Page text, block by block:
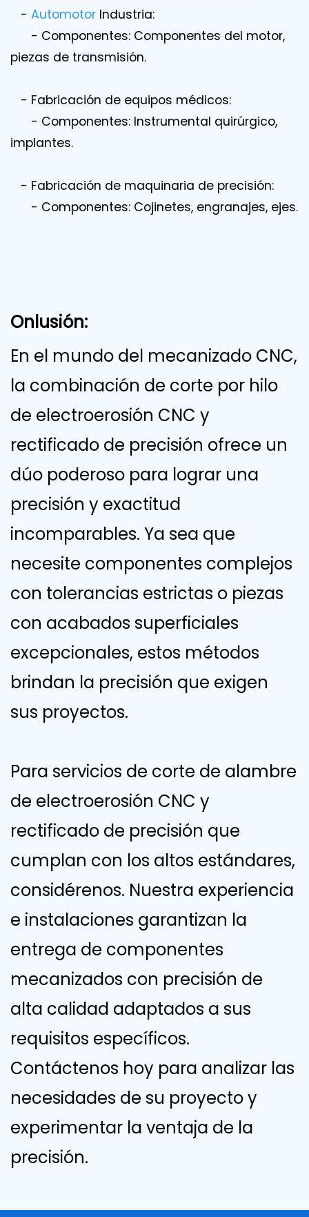
- Automotor Industria:
- Componentes: Componentes del motor,
piezas de transmisión.
- Fabricación de equipos médicos:
- Componentes: Instrumental quirúrgico,
implantes.
- Fabricación de maquinaria de precisión:
- Componentes: Cojinetes, engranajes, ejes.
Onlusión:
En el mundo del mecanizado CNC,
la combinación de corte por hilo
de electroerosión CNC y
rectificado de precisión ofrece un
dúo poderoso para lograr una
precisión y exactitud
incomparables. Ya sea que
necesite componentes complejos
con tolerancias estrictas o piezas
con acabados superficiales
excepcionales, estos métodos
brindan la precisión que exigen
sus proyectos.
Para servicios de corte de alambre
de electroerosión CNC y
rectificado de precisión que
cumplan con los altos estándares,
considérenos. Nuestra experiencia
e instalaciones garantizan la
entrega de componentes
mecanizados con precisión de
alta calidad adaptados a sus
requisitos específicos.
Contáctenos hoy para analizar las
necesidades de su proyecto y
experimentar la ventaja de la
precisión.